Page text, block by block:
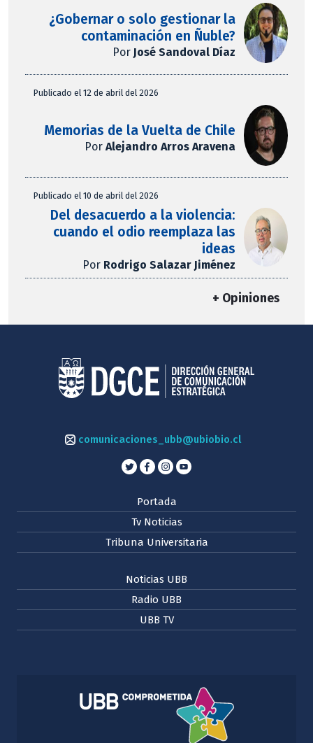
¿Gobernar o solo gestionar la
contaminación en Ñuble?
Por José Sandoval Díaz
Publicado el 12 de abril del 2026
Memorias de la Vuelta de Chile
PorAlejandro Arros Aravena
Publicado el 10 de abril del 2026
Del desacuerdo a la violencia:
cuando el odio reemplaza las
ideas
Por Rodrigo Salazar Jiménez
+ Opiniones
comunicaciones_ubb@ubiobio.cl
Portada
Tv Noticias
Tribuna Universitaria
Noticias UBB
Radio UBB
UBB TV